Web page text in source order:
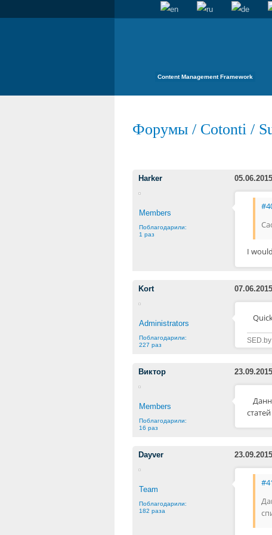
Content Management Framework
Форумы / Cotonti /
Harker
Members
Поблагодарили:
1 раз
I
Kort
Administrators
Поблагодарили:
227 раз
Виктор
Members
Поблагодарили:
16 раз
Dayver
Team
Поблагодарили:
182 раза